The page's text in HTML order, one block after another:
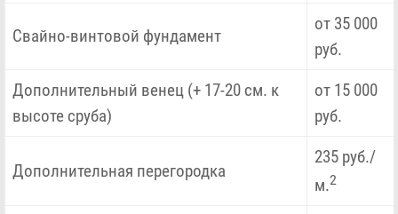
Свайно-винтовой фундамент
от 35 000
руб.
Дополнительный венец (+ 17-20 см. к
высоте сруба)
от 15 000
руб.
Дополнительная перегородка
235 руб./
м.2